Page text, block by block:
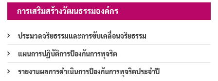
การเสริมสร้างวัฒนธรรมองค์กร
ประมวลจริยธรรมและการขับเคลื่อนจริยธรรม
แผนการปฏิบัติการป้องกันการทุจริต
รายงานผลการดำเนินการป้องกันการทุจริตประจำปี